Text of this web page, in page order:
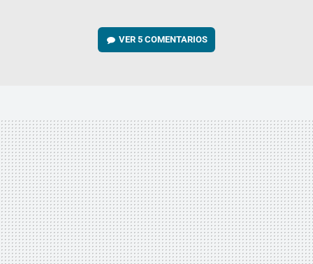
VER5 COMENTARIOS